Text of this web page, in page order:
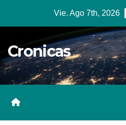
Vie. Ago 7th, 2026
Cronicas